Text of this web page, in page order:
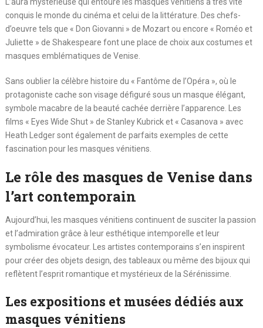
conquis le monde du cinéma et celui de la littérature. Des chefs-
d’oeuvre tels que « Don Giovanni » de Mozart ou encore « Roméo et
Juliette » de Shakespeare font une place de choix aux costumes et
masques emblématiques de Venise.
Sans oublier la célèbre histoire du « Fantôme de l’Opéra », où le
protagoniste cache son visage défiguré sous un masque élégant,
symbole macabre de la beauté cachée derrière l’apparence. Les
films « Eyes Wide Shut » de Stanley Kubrick et « Casanova » avec
Heath Ledger sont également de parfaits exemples de cette
fascination pour les masques vénitiens.
Le rôle des masques de Venise dans
l’art contemporain
Aujourd’hui, les masques vénitiens continuent de susciter la passion
et l’admiration grâce à leur esthétique intemporelle et leur
symbolisme évocateur. Les artistes contemporains s’en inspirent
pour créer des objets design, des tableaux ou même des bijoux qui
reflètent l’esprit romantique et mystérieux de la Sérénissime.
Les expositions et musées dédiés aux
masques vénitiens